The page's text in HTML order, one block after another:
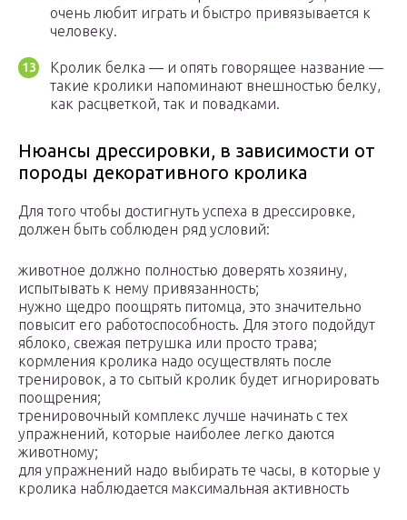
очень любит играть и быстро привязывается к
человеку.
Кролик белка — и опять говорящее название —
такие кролики напоминают внешностью белку,
как расцветкой, так и повадками.
Нюансы дрессировки, в зависимости от
породы декоративного кролика
Для того чтобы достигнуть успеха в дрессировке,
должен быть соблюден ряд условий:
животное должно полностью доверять хозяину,
испытывать к нему привязанность;
нужно щедро поощрять питомца, это значительно
повысит его работоспособность. Для этого подойдут
яблоко, свежая петрушка или просто трава;
кормления кролика надо осуществлять после
тренировок, а то сытый кролик будет игнорировать
поощрения;
тренировочный комплекс лучше начинать с тех
упражнений, которые наиболее легко даются
животному;
для упражнений надо выбирать те часы, в которые у
кролика наблюдается максимальная активность